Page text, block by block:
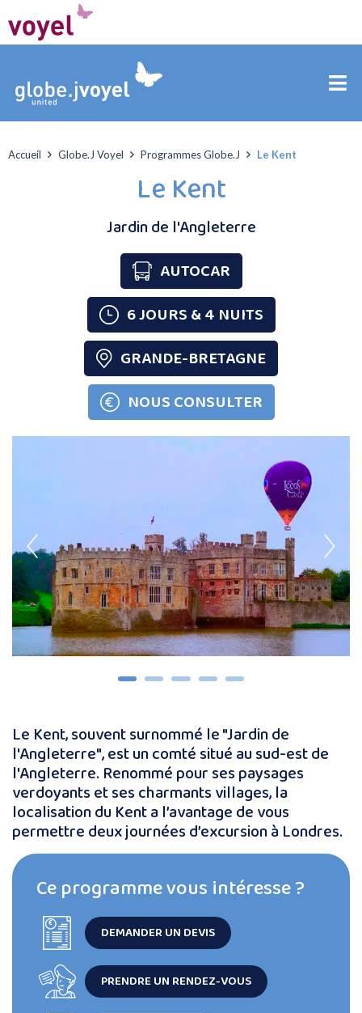
Accueil Globe.J Voyel Programmes Globe.J Le Kent
Le Kent
Jardin de l'Angleterre
AUTOCAR
6 JOURS & 4 NUITS
GRANDE-BRETAGNE
NOUS CONSULTER
Le Kent, souvent surnommé le "Jardin de
l'Angleterre", est un comté situé au sud-est de
l'Angleterre. Renommé pour ses paysages
verdoyants et ses charmants villages, la
localisation du Kent a l’avantage de vous
permettre deux journées d’excursion à Londres.
Ce programme vous intéresse ?
DEMANDER UN DEVIS
PRENDRE UN RENDEZ-VOUS